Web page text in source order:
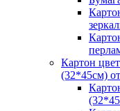
Картон
(32*45см)